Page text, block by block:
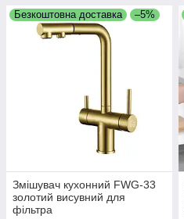
Безкоштовна доставка –5%
Змішувач кухонний FWG-33
золотий висувний для
фільтра